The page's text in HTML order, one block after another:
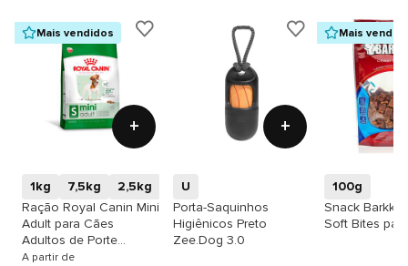
Mais vendidos
+
1kg 7,5kg
2,5kg
Ração Royal Canin Mini
Adult para Cães
Adultos de Porte
Pequeno
A partir de
+
U
Porta-Saquinhos
Higiênicos Preto
Zee.Dog 3.0
Mais
100g
Snack
Soft Bites